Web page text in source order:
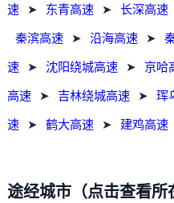
速
➤ 东青高速 ➤ 长深高速
秦滨高速
➤ 沿海高速 ➤
速
➤ 沈阳绕城高速 ➤ 京哈
高速
➤ 吉林绕城高速 ➤ 珲
速
➤ 鹤大高速 ➤ 建鸡高速
途经城市（点击查看所